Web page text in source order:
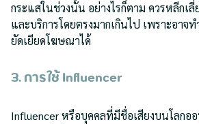
กระแสในช่วงนั้น อย่างไรก็ตาม ควรหลีกเลี่
และบริการโดยตรงมากเกินไป เพราะอาจ
ยัดเยียดโฆษณาได้
3. การใช้ Influencer
Influencer หรือบุคคลที่มีชื่อเสียงบนโลกอ